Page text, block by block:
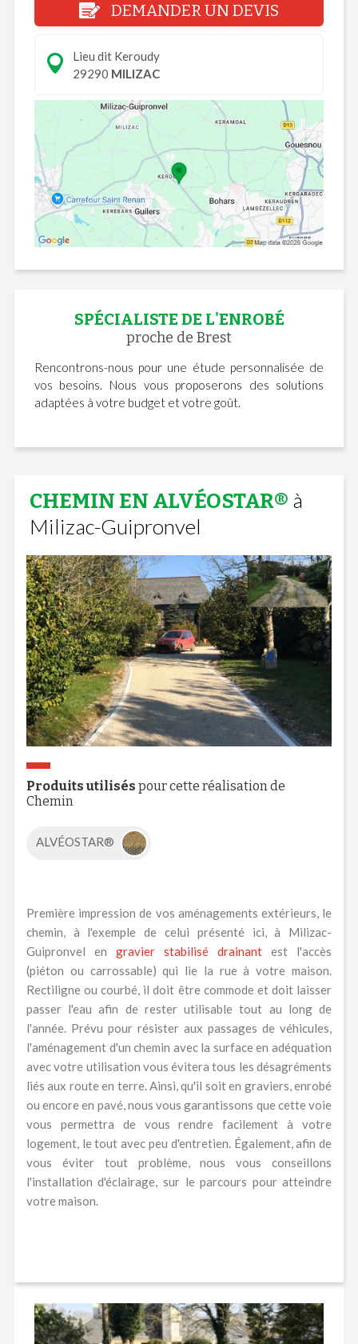
DEMANDER UN DEVIS
Lieu dit Keroudy
29290 MILIZAC
SPÉCIALISTE DE L'ENROBÉ
proche de Brest
Rencontrons-nous pour une étude personnalisée de
vos besoins. Nous vous proposerons des solutions
adaptées à votre budget et votre goût.
CHEMIN EN ALVÉOSTAR® à
Milizac-Guipronvel
Produits utilisés pour cette réalisation de
Chemin
ALVÉOSTAR®
Première impression de vos aménagements extérieurs, le
chemin, à l'exemple de celui présenté ici, à Milizac-
Guipronvel en gravier stabilisé drainant est l'accès
(piéton ou carrossable) qui lie la rue à votre maison.
Rectiligne ou courbé, il doit être commode et doit laisser
passer l'eau afin de rester utilisable tout au long de
l'année. Prévu pour résister aux passages de véhicules,
l'aménagement d'un chemin avec la surface en adéquation
avec votre utilisation vous évitera tous les désagréments
liés aux route en terre. Ainsi, qu'il soit en graviers, enrobé
ou encore en pavé, nous vous garantissons que cette voie
vous permettra de vous rendre facilement à votre
logement, le tout avec peu d'entretien. Également, afin de
vous éviter tout problème, nous vous conseillons
l'installation d'éclairage, sur le parcours pour atteindre
votre maison.